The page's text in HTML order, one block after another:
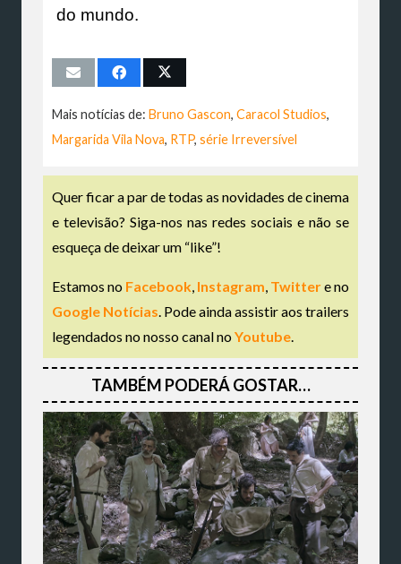
do mundo.
Mais notícias de: Bruno Gascon, Caracol Studios,
Margarida Vila Nova, RTP, série Irreversível
Quer ficar a par de todas as novidades de cinema
e televisão? Siga-nos nas redes sociais e não se
esqueça de deixar um “like”!
Estamos no Facebook, Instagram, Twittere no
Google Notícias. Pode ainda assistir aos trailers
legendados no nosso canal noYoutube.
TAMBÉM PODERÁ GOSTAR…